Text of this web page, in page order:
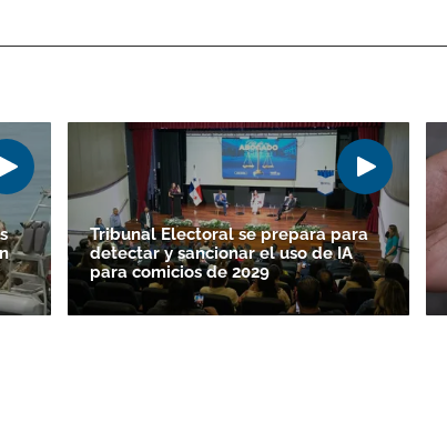
Tribunal Electoral se prepara para
detectar y sancionar el uso de IA
para comicios de 2029